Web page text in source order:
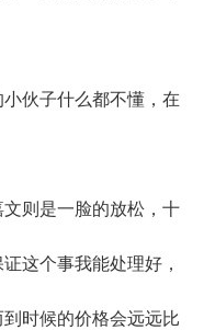
伙子什么都不懂，在
则是一脸的放松，十
这个事我能处理好，
时候的价格会远远比